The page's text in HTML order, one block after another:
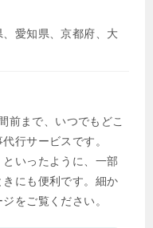
愛知県、京都府、大
前まで、いつでもどこ
行サービスです。
といったように、一部
にも便利です。細か
をご覧ください。